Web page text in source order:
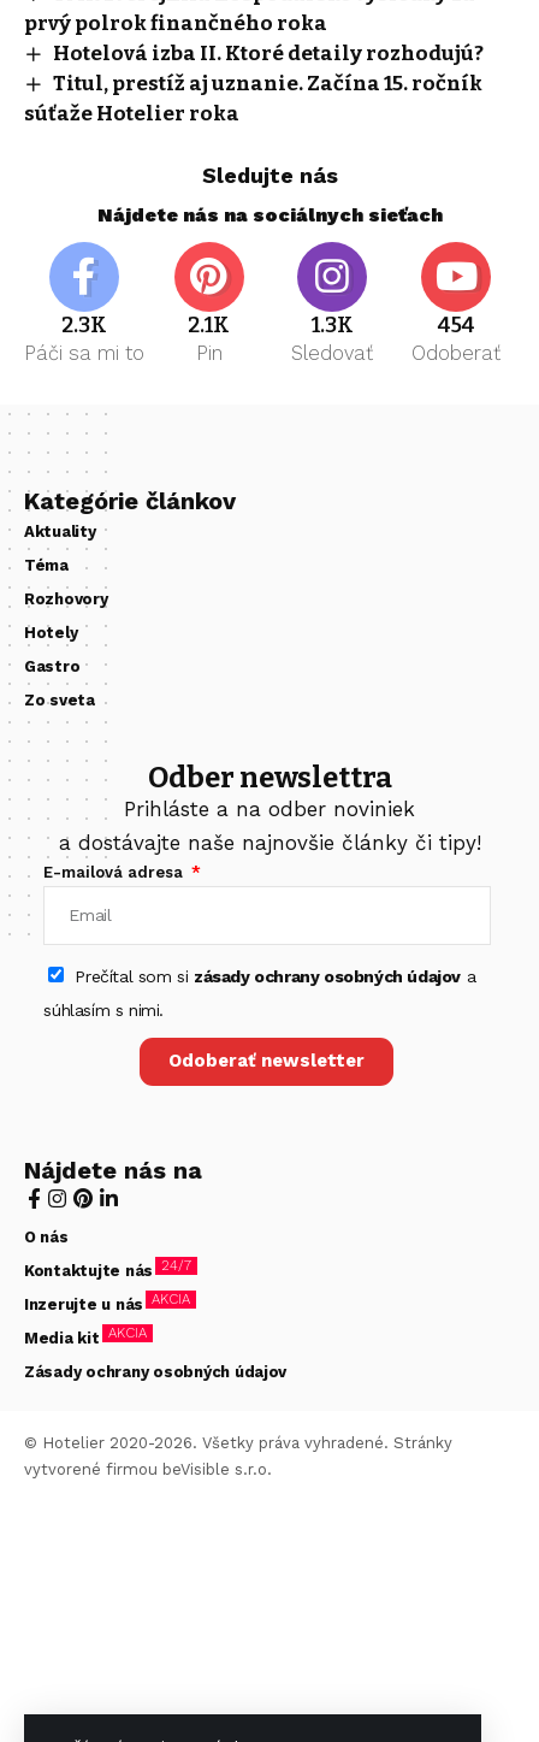
prvý polrok finančného roka
Hotelová izba II. Ktoré detaily rozhodujú?
Titul, prestíž aj uznanie. Začína 15. ročník
súťaže Hotelier roka
Sledujte nás
Nájdete nás na sociálnych sieťach
2.3K
Páči sa mi to
2.1K
Pin
1.3K
Sledovať
454
Odoberať
Kategórie článkov
Aktuality
Téma
Rozhovory
Hotely
Gastro
Zo sveta
Odber newslettra
Prihláste a na odber noviniek
a dostávajte naše najnovšie články či tipy!
E-mailová adresa
Prečítal som si zásady ochrany osobných údajova
súhlasím s nimi.
Odoberať newsletter
Nájdete nás na
O nás
Kontaktujte nás 24/7
Inzerujte u nás AKCIA
Media kit AKCIA
Zásady ochrany osobných údajov
© Hotelier 2020-2026. Všetky práva vyhradené. Stránky
vytvorené firmou beVisible s.r.o.